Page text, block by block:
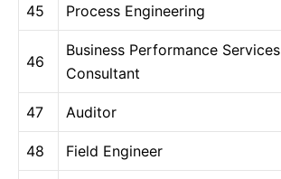
45 Process Engineering
46
Business Performance Services
Consultant
47 Auditor
48 Field Engineer